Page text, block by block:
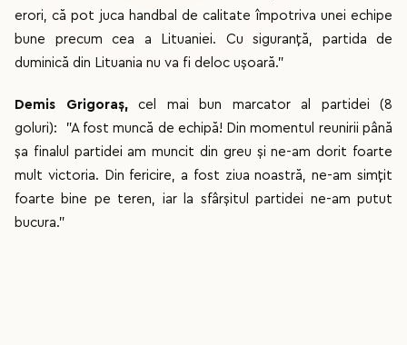
erori, că pot juca handbal de calitate împotriva unei echipe
bune precum cea a Lituaniei. Cu siguranță, partida de
duminică din Lituania nu va fi deloc ușoară."
Demis Grigoraș, cel mai bun marcator al partidei (8
goluri): "A fost muncă de echipă! Din momentul reunirii până
șa finalul partidei am muncit din greu și ne-am dorit foarte
mult victoria. Din fericire, a fost ziua noastră, ne-am simțit
foarte bine pe teren, iar la sfârșitul partidei ne-am putut
bucura."